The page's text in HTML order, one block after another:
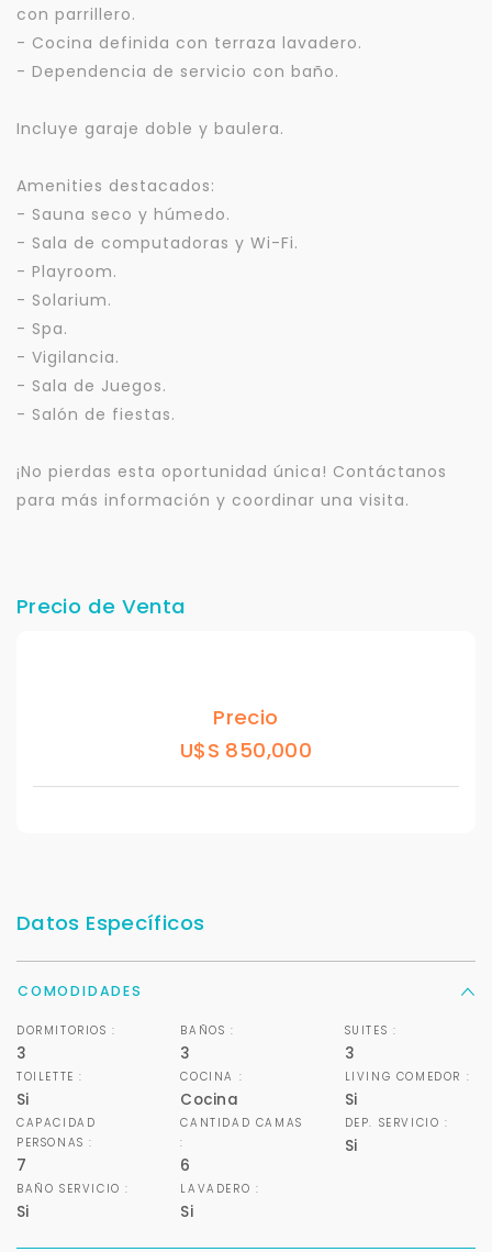
con parrillero.
- Cocina definida con terraza lavadero.
- Dependencia de servicio con baño.
Incluye garaje doble y baulera.
Amenities destacados:
- Sauna seco y húmedo.
- Sala de computadoras y Wi-Fi.
- Playroom.
- Solarium.
- Spa.
- Vigilancia.
- Sala de Juegos.
- Salón de fiestas.
¡No pierdas esta oportunidad única! Contáctanos
para más información y coordinar una visita.
Precio de Venta
Precio
U$S 850,000
Datos Específicos
COMODIDADES
DORMITORIOS :
3
BAÑOS :
3
SUITES :
3
TOILETTE :
Si
COCINA :
Cocina
LIVING COMEDOR :
Si
CAPACIDAD
PERSONAS :
7
CANTIDAD CAMAS
:
6
DEP. SERVICIO :
Si
BAÑO SERVICIO :
Si
LAVADERO :
Si